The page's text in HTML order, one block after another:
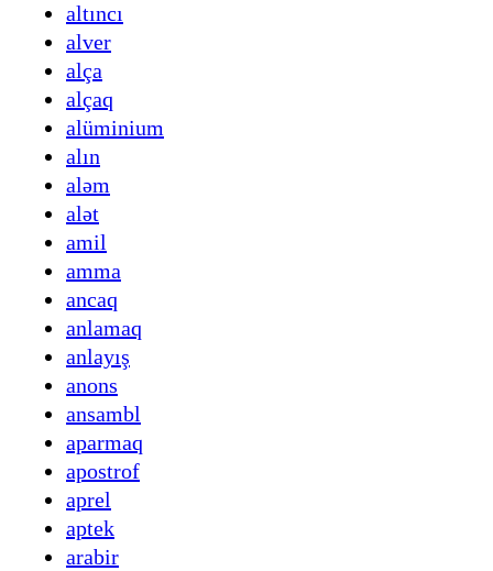
altıncı
alver
alça
alçaq
alüminium
alın
aləm
alət
amil
amma
ancaq
anlamaq
anlayış
anons
ansambl
aparmaq
apostrof
aprel
aptek
arabir